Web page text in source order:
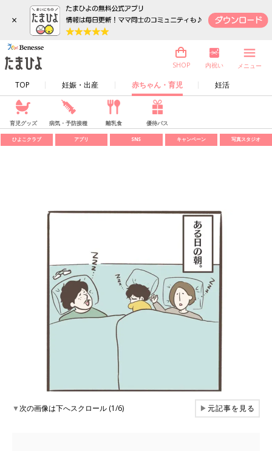
×
TOP 妊娠・出産 赤ちゃん・育児 妊活
SHOP 内祝い メニュー
育児グッズ 病気・予防接種 離乳食 優待パス
ひよこクラブ アプリ SNS キャンペーン 写真スタジオ
▼次の画像は下へスクロール (1/6) ▶元記事を見る